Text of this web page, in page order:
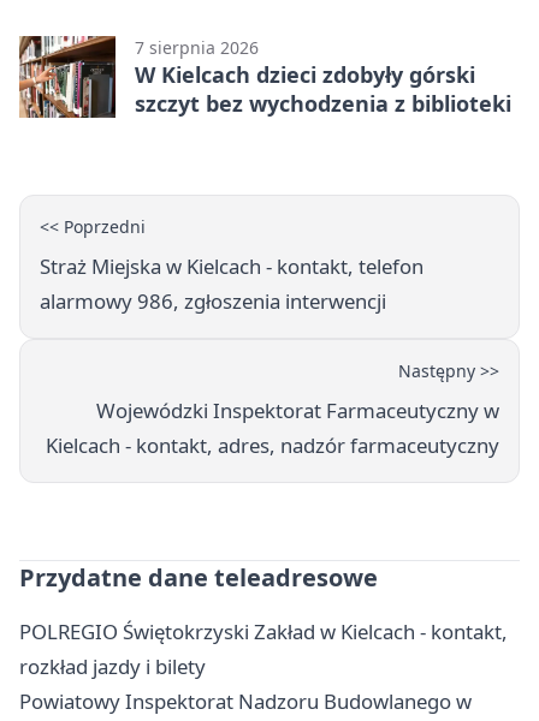
7 sierpnia 2026
W Kielcach dzieci zdobyły górski
szczyt bez wychodzenia z biblioteki
<< Poprzedni
Straż Miejska w Kielcach - kontakt, telefon
alarmowy 986, zgłoszenia interwencji
Następny >>
Wojewódzki Inspektorat Farmaceutyczny w
Kielcach - kontakt, adres, nadzór farmaceutyczny
Przydatne dane teleadresowe
POLREGIO Świętokrzyski Zakład w Kielcach - kontakt,
rozkład jazdy i bilety
Powiatowy Inspektorat Nadzoru Budowlanego w